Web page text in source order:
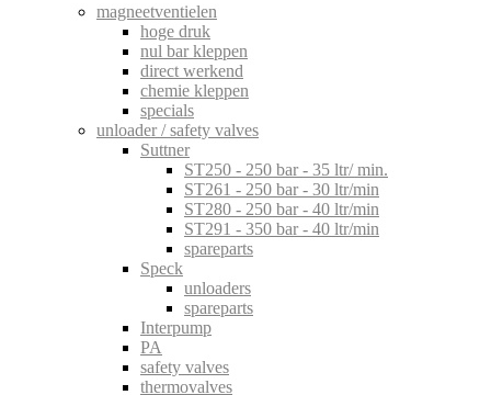
magneetventielen
hoge druk
nul bar kleppen
direct werkend
chemie kleppen
specials
unloader / safety valves
Suttner
ST250 - 250 bar - 35 ltr/ min.
ST261 - 250 bar - 30 ltr/min
ST280 - 250 bar - 40 ltr/min
ST291 - 350 bar - 40 ltr/min
spareparts
Speck
unloaders
spareparts
Interpump
PA
safety valves
thermovalves